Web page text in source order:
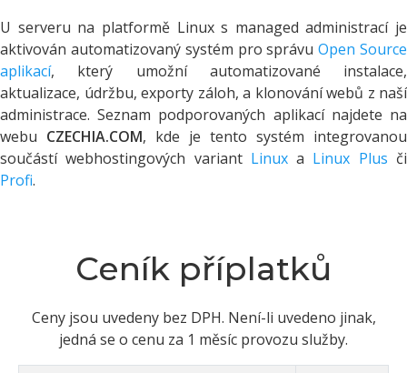
U serveru na platformě Linux s managed administrací je
aktivován automatizovaný systém pro správuOpen Source
aplikací, který umožní automatizované instalace,
aktualizace, údržbu, exporty záloh, a klonování webů z naší
administrace. Seznam podporovaných aplikací najdete na
webu CZECHIA.COM, kde je tento systém integrovanou
součástí webhostingových variant Linuxa Linux Plus či
Profi.
Ceník příplatků
Ceny jsou uvedeny bez DPH. Není-li uvedeno jinak,
jedná se o cenu za 1 měsíc provozu služby.